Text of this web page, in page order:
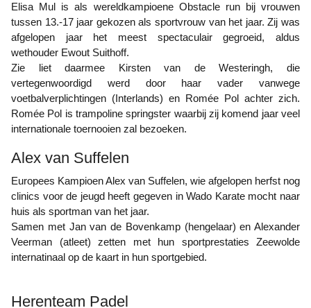
Elisa Mul is als wereldkampioene Obstacle run bij vrouwen
tussen 13.-17 jaar gekozen als sportvrouw van het jaar. Zij was
afgelopen jaar het meest spectaculair gegroeid, aldus
wethouder Ewout Suithoff.
Zie liet daarmee Kirsten van de Westeringh, die
vertegenwoordigd werd door haar vader vanwege
voetbalverplichtingen (Interlands) en Romée Pol achter zich.
Romée Pol is trampoline springster waarbij zij komend jaar veel
internationale toernooien zal bezoeken.
Alex van Suffelen
Europees Kampioen Alex van Suffelen, wie afgelopen herfst nog
clinics voor de jeugd heeft gegeven in Wado Karate mocht naar
huis als sportman van het jaar.
Samen met Jan van de Bovenkamp (hengelaar) en Alexander
Veerman (atleet) zetten met hun sportprestaties Zeewolde
internatinaal op de kaart in hun sportgebied.
Herenteam Padel